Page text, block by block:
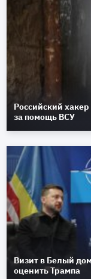
Российский
за помощь ВСУ
Визит в Белый
оценить Трампа